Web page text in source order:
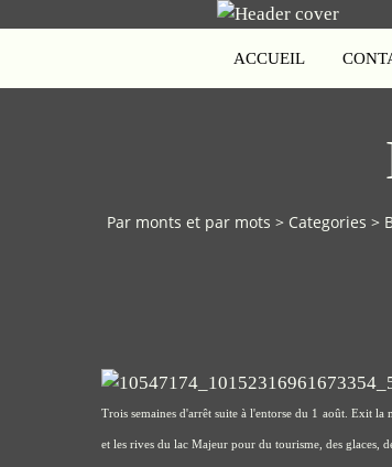
ACCUEIL
Par monts et par mots > Categories >
Trois semaines d'arrêt suite à l'entorse du 1 août. Exit
et les rives du lac Majeur pour du tourisme, des glaces,